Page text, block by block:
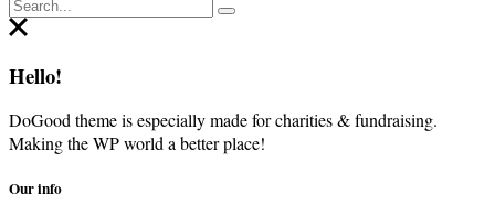
Hello!
DoGood theme is especially made for charities & fundraising.
Making the WP world a better place!
Our info